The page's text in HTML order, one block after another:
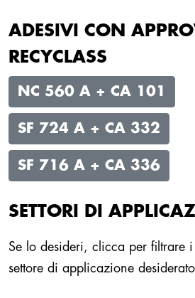
ADESIVI CON
RECYCLASS
NC 560 A + CA 101
SF 724 A + CA 332
SF 716 A + CA 336
SETTORI DI
Se lo desideri, clicca per filtrare
settore di applicazione